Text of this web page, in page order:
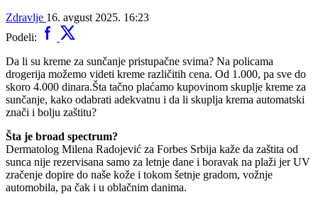
Zdravlje 16. avgust 2025. 16:23
Podeli:
Da li su kreme za sunčanje pristupačne svima? Na policama
drogerija možemo videti kreme različitih cena. Od 1.000, pa sve do
skoro 4.000 dinara.Šta tačno plaćamo kupovinom skuplje kreme za
sunčanje, kako odabrati adekvatnu i da li skuplja krema automatski
znači i bolju zaštitu?
Šta je broad spectrum?
Dermatolog Milena Radojević za Forbes Srbija kaže da zaštita od
sunca nije rezervisana samo za letnje dane i boravak na plaži jer UV
zračenje dopire do naše kože i tokom šetnje gradom, vožnje
automobila, pa čak i u oblačnim danima.